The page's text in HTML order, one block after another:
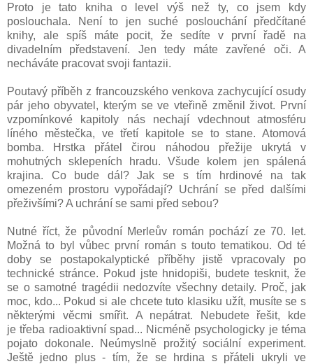
Proto je tato kniha o level výš než ty, co jsem kdy
poslouchala. Není to jen suché poslouchání předčítané
knihy, ale spíš máte pocit, že sedíte v první řadě na
divadelním představení. Jen tedy máte zavřené oči. A
necháváte pracovat svoji fantazii.
Poutavý příběh z francouzského venkova zachycující osudy
pár jeho obyvatel, kterým se ve vteřině změnil život. První
vzpomínkové kapitoly nás nechají vdechnout atmosféru
líného městečka, ve třetí kapitole se to stane. Atomová
bomba. Hrstka přátel čirou náhodou přežije ukrytá v
mohutných sklepeních hradu. Všude kolem jen spálená
krajina. Co bude dál? Jak se s tím hrdinové na tak
omezeném prostoru vypořádají? Uchrání se před dalšími
přeživšími? A uchrání se sami před sebou?
Nutné říct, že původní Merleův román pochází ze 70. let.
Možná to byl vůbec první román s touto tematikou. Od té
doby se postapokalyptické příběhy jistě vpracovaly po
technické stránce. Pokud jste hnidopiši, budete tesknit, že
se o samotné tragédii nedozvíte všechny detaily. Proč, jak
moc, kdo... Pokud si ale chcete tuto klasiku užít, musíte se s
některými věcmi smířit. A nepátrat. Nebudete řešit, kde
je třeba radioaktivní spad... Nicméně psychologicky je téma
pojato dokonale. Neúmyslně prožitý sociální experiment.
Ještě jedno plus - tím, že se hrdina s přáteli ukryli ve